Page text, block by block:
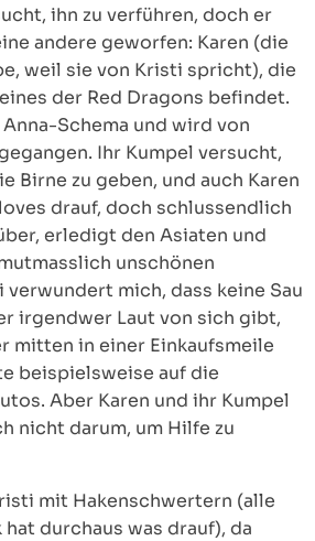
ihn zu verführen, doch er
andere geworfen: Karen (die
weil sie von Kristi spricht), die
der Red Dragons befindet.
Schema und wird von
Ihr Kumpel versucht,
Birne zu geben, und auch Karen
drauf, doch schlussendlich
erledigt den Asiaten und
unschönen
verwundert mich, dass keine Sau
irgendwer Laut von sich gibt,
mitten in einer Einkaufsmeile
beispielsweise auf die
Aber Karen und ihr Kumpel
nicht darum, um Hilfe zu
mit Hakenschwertern (alle
durchaus was drauf), da